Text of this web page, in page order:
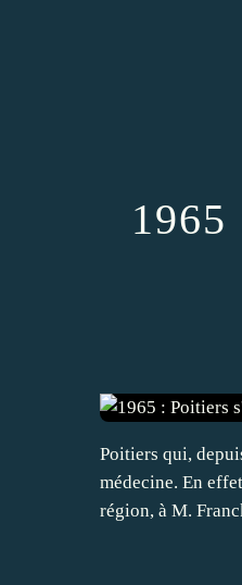
Poitiers qui,
médecine. En
région, à M.